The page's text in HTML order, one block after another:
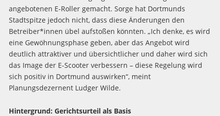
angebotenen E-Roller gemacht. Sorge hat Dortmunds
Stadtspitze jedoch nicht, dass diese Änderungen den
Betreiber*innen übel aufstoßen könnten. „Ich denke, es wird
eine Gewöhnungsphase geben, aber das Angebot wird
deutlich attraktiver und übersichtlicher und daher wird sich
das Image der E-Scooter verbessern – diese Regelung wird
sich positiv in Dortmund auswirken“, meint
Planungsdezernent Ludger Wilde.
Hintergrund: Gerichtsurteil als Basis